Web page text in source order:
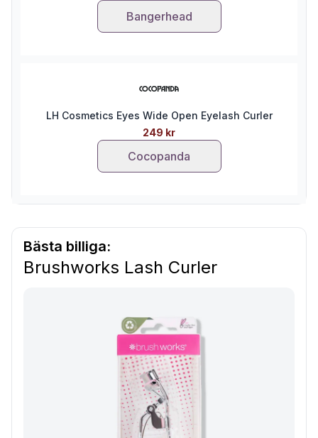
Bangerhead
LH Cosmetics Eyes Wide Open Eyelash Curler
249 kr
Cocopanda
Bästa billiga:
Brushworks Lash Curler